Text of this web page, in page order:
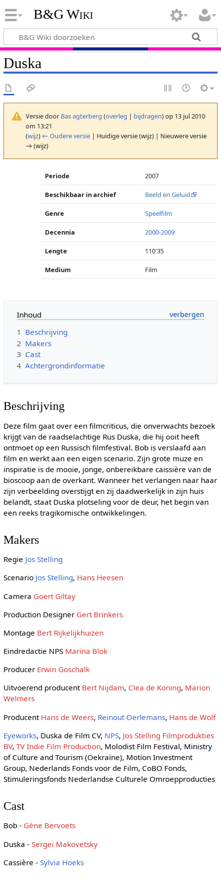
B&G Wiki
Duska
Versie door Bas agterberg (overleg | bijdragen)op 13 jul 2010
om 13:21
(wijz) ← Oudere versie| Huidige versie (wijz) | Nieuwere versie
→ (wijz)
Periode 2007
Beschikbaar in archief Beeld en Geluid
Genre Speelfilm
Decennia 2000-2009
Lengte 110'35
Medium Film
Inhoud
1 Beschrijving
2 Makers
3 Cast
4 Achtergrondinformatie
Beschrijving
Deze film gaat over een filmcriticus, die onverwachts bezoek
krijgt van de raadselachtige Rus Duska, die hij ooit heeft
ontmoet op een Russisch filmfestival. Bob is verslaafd aan
film en werkt aan een eigen scenario. Zijn grote muze en
inspiratie is de mooie, jonge, onbereikbare caissière van de
bioscoop aan de overkant. Wanneer het verlangen naar haar
zijn verbeelding overstijgt en zij daadwerkelijk in zijn huis
belandt, staat Duska plotseling voor de deur, het begin van
een reeks tragikomische ontwikkelingen.
Makers
Regie Jos Stelling
Scenario Jos Stelling, Hans Heesen
Camera Goert Giltay
Production Designer Gert Brinkers
Montage Bert Rijkelijkhuizen
Eindredactie NPS Marina Blok
Producer Erwin Goschalk
Uitvoerend producent Bert Nijdam, Clea de Koning, Marion
Welmers
Producent Hans de Weers, Reinout Oerlemans, Hans de Wolf
Eyeworks, Duska de Film CV, NPS, Jos Stelling Filmprodukties
BV, TV Indie Film Production, Molodist Film Festival, Ministry
of Culture and Tourism (Oekraïne), Motion Investment
Group, Nederlands Fonds voor de Film, CoBO Fonds,
Stimuleringsfonds Nederlandse Culturele Omroepproducties
Cast
Bob - Gène Bervoets
Duska - Sergei Makovetsky
Cassière - Sylvia Hoeks